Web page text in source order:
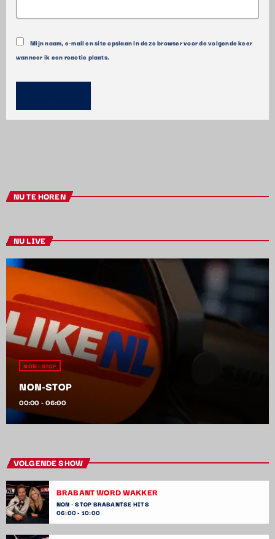
Mijn naam, e-mail en site opslaan in deze browser voor de volgende keer
wanneer ik een reactie plaats.
NU TE HOREN
NU LIVE
NON - STOP
NON-STOP
00:00 - 06:00
VOLGENDE SHOW
BRABANT WORD WAKKER
NON - STOP BRABANTSE HITS
06:00 - 10:00